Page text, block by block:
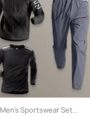
Men's Sportswear Set...